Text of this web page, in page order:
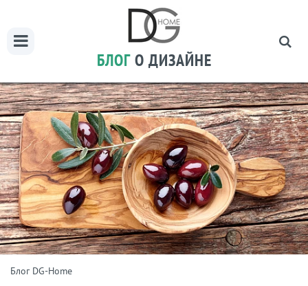
БЛОГ О ДИЗАЙНЕ
Блог DG-Home